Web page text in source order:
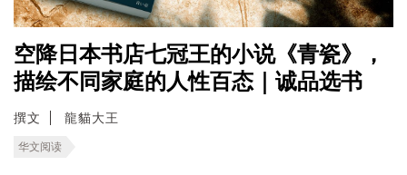
空降日本书店七冠王的小说《青瓷》，
描绘不同家庭的人性百态｜诚品选书
撰文 龍貓大王
华文阅读